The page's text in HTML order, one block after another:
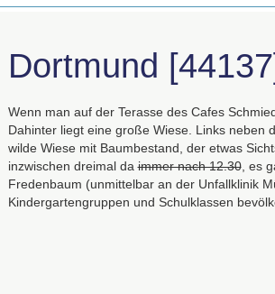
Dortmund
Wenn man auf der Terasse des Cafes
Dahinter liegt eine große Wiese. Links neben
wilde Wiese mit Baumbestand, der etwas
inzwischen dreimal daimmer nach 12.30, es
Fredenbaum (unmittelbar an der Unfallklinik
Kindergartengruppen und Schulklassen